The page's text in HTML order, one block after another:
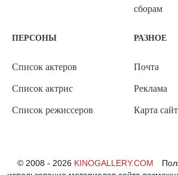
сборам
ПЕРСОНЫ
Список актеров
Список актрис
Список режиссеров
РАЗНОЕ
Почта
Реклама
Карта
© 2008 - 2026 KINOGALLERY.COM